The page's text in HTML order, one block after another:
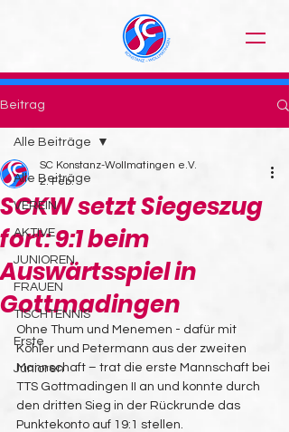
Beitrag
Alle Beiträge
VEREIN
AKTIVE
JUNIOREN
FRAUEN
TISCHTENNIS
Erste
Junioren
Alle Beiträge
SCKW setzt Siegeszug
fort: 9:1 beim
Auswärtsspiel in
Gottmadingen
SC Konstanz-Wollmatingen e.V.
2. Feb.
Ohne Thum und Menemen - dafür mit
Köhler und Petermann aus der zweiten
Mannschaft – trat die erste Mannschaft bei
TTS Gottmadingen II an und konnte durch
den dritten Sieg in der Rückrunde das
Punktekonto auf 19:1 stellen.